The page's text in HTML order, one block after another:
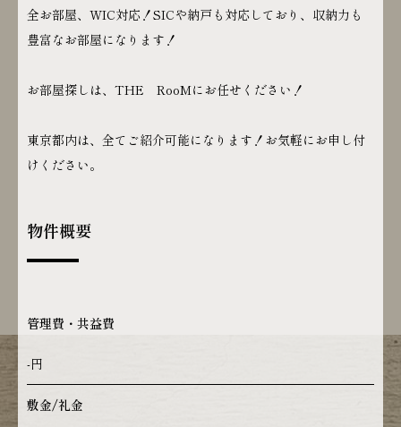
全お部屋、WIC対応！SICや納戸も対応しており、収納力も
豊富なお部屋になります！
お部屋探しは、THE RooMにお任せください！
東京都内は、全てご紹介可能になります！お気軽にお申し付
けください。
物件概要
管理費・共益費
-円
敷金/礼金